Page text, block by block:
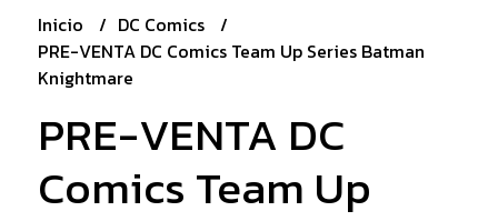
Inicio
DC Comics
PRE-VENTA DC Comics Team Up Series Batman
Knightmare
PRE-VENTA DC
Comics Team Up